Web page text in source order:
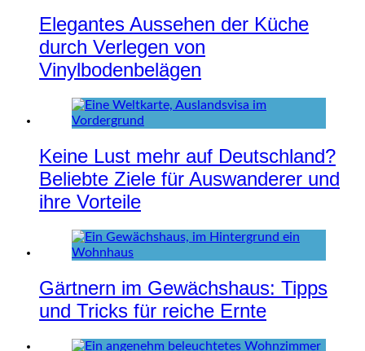
Elegantes Aussehen der Küche
durch Verlegen von
Vinylbodenbelägen
Keine Lust mehr auf Deutschland?
Beliebte Ziele für Auswanderer und
ihre Vorteile
Gärtnern im Gewächshaus: Tipps
und Tricks für reiche Ernte